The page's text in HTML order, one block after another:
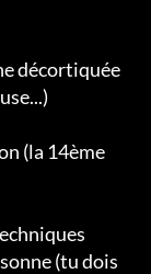
décortiquée
(la 14ème
(tu dois